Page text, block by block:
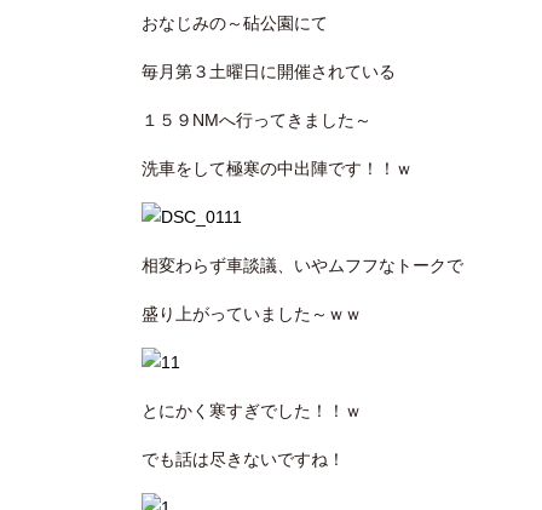
おなじみの～砧公園にて
毎月第３土曜日に開催されている
１５９NMへ行ってきました～
洗車をして極寒の中出陣です！！ｗ
相変わらず車談議、いやムフフなトークで
盛り上がっていました～ｗｗ
とにかく寒すぎでした！！ｗ
でも話は尽きないですね！